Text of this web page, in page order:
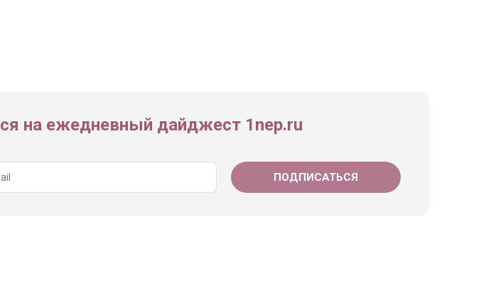
на ежедневный дайджест 1nep.ru